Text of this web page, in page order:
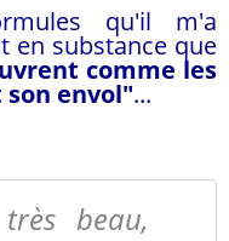
qu'il m'a
en substance que
comme les
envol"...
beau,